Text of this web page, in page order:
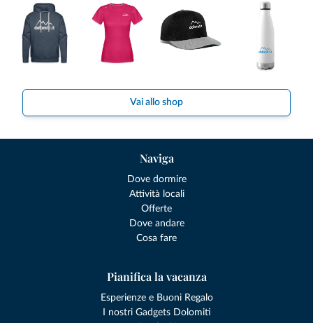
Vai allo shop
Naviga
Dove dormire
Attività locali
Offerte
Dove andare
Cosa fare
Pianifica la vacanza
Esperienze e Buoni Regalo
I nostri Gadgets Dolomiti